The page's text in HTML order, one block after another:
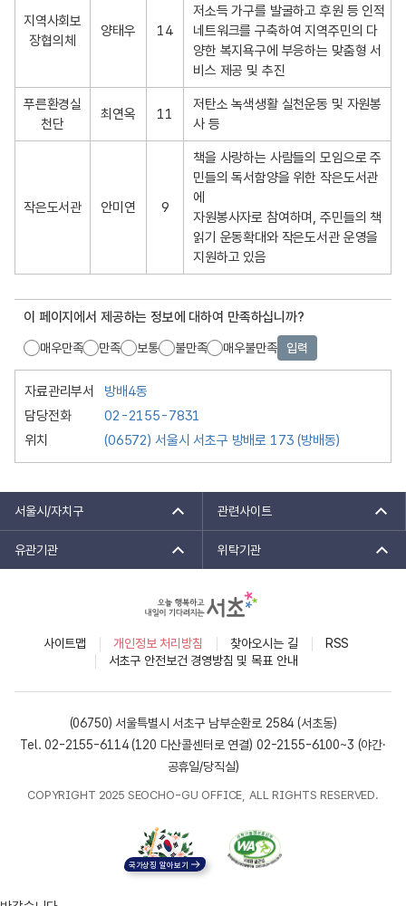
지역사회보
장협의체
양태우 14
저소득 가구를 발굴하고 후원 등 인적
네트워크를 구축하여 지역주민의 다
양한 복지욕구에 부응하는 맞춤형 서
비스 제공 및 추진
푸른환경실
천단
최연옥 11
저탄소 녹색생활 실천운동 및 자원봉
사 등
작은도서관 안미연 9
책을 사랑하는 사람들의 모임으로 주
민들의 독서함양을 위한 작은도서관
에
자원봉사자로 참여하며, 주민들의 책
읽기 운동확대와 작은도서관 운영을
지원하고 있음
이 페이지에서 제공하는 정보에 대하여 만족하십니까?
매우만족 만족 보통 불만족 매우불만족 입력
자료관리부서
방배4동
담당전화
02-2155-7831
위치
(06572) 서울시 서초구 방배로 173 (방배동)
서울시/자치구 관련사이트
유관기관 위탁기관
사이트맵 개인정보 처리방침 찾아오시는 길
RSS
서초구 안전보건 경영방침 및 목표 안내
(06750) 서울특별시 서초구 남부순환로 2584 (서초동)
Tel. 02-2155-6114 (120 다산콜센터로 연결) 02-2155-6100~3 (야간·
공휴일/당직실)
COPYRIGHT 2025 SEOCHO-GU OFFICE, ALL RIGHTS RESERVED.
국가상징 알아보기